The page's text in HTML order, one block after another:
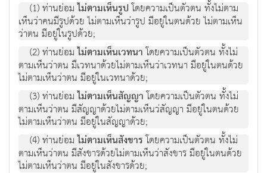
(1) ท่านย่อมไม่ตามเห็นรูปโดยความเป็นตัวตน ทั้งไม่ตาม
เห็นว่าคนมีรูปด้วย ไม่ตามเห็นว่ารูป มีอยู่ในตนด้วย ไม่ตามเห็น
ว่าตน มีอยู่ในรูปด้วย;
(2) ท่านย่อมไม่ตามเห็นเวทนาโดยความเป็นตัวตน ทั้งไม่
ตามเห็นว่าตน มีเวทนาด้วยไม่ตามเห็นว่าเวทนา มีอยู่ในตนด้วย
ไม่ตามเห็นว่าตน มีอยู่ในเวทนาด้วย;
(3) ท่านย่อมไม่ตามเห็นสัญญาโดยความเป็นตัวตน ทั้งไม่
ตามเห็นว่าตน มีสัญญาด้วยไม่ตามเห็นว่สัญญา มีอยู่ในตนด้วย
ไม่ตามเห็นว่าตน มีอยู่ในสัญญาด้วย;
(4) ท่านย่อมไม่ตามเห็นสังขารโดยความเป็นตัวตน ทั้งไม่
ตามเห็นว่าตน มีสังขารด้วยไม่ตามเห็นว่าสังขาร มีอยู่ในตนด้วย
ไม่ตามเห็นว่าตน มีอยู่ในสังขารด้วย;